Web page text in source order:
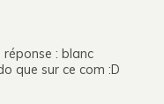
: blanc
que sur ce com :D